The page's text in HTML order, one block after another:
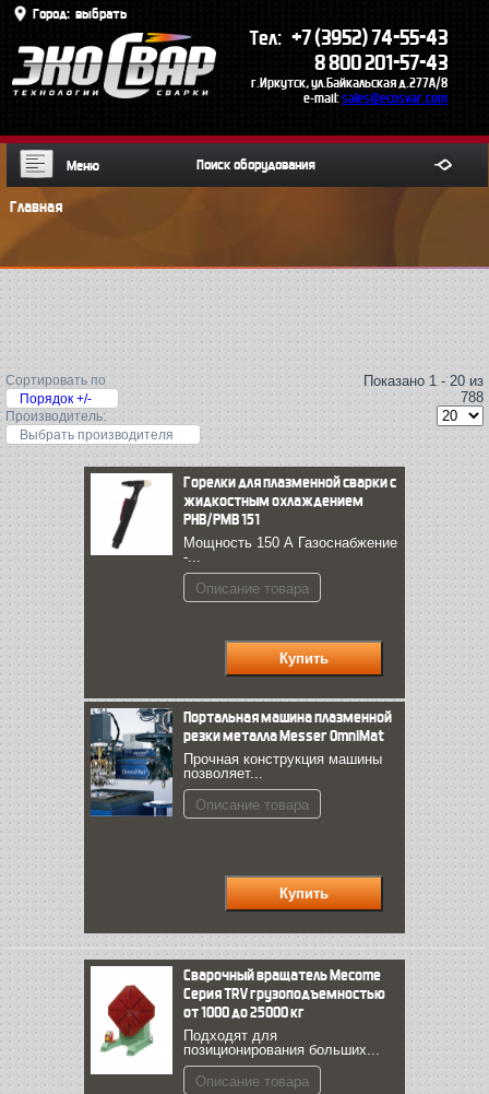
Город: выбрать
Тел: +7 (3952) 74-55-43
8 800 201-57-43
г.Иркутск, ул.Байкальская д.277А/8
e-mail:sales@ecosvar.com
Меню
Главная
Сортировать по
Порядок +/-
Производитель:
Выбрать производителя
Показано 1 - 20 из
788
Горелки для плазменной сварки с
жидкостным охлаждением
PНВ/PМВ 151
Мощность 150 А Газоснабжение
-...
Описание товара
Портальная машина плазменной
резки металла Messer OmniMat
Прочная конструкция машины
позволяет...
Описание товара
Cварочный вращатель Mecome
Серия TRV грузоподъемностью
от 1000 до 25000 кг
Подходят для
позиционирования больших...
Описание товара